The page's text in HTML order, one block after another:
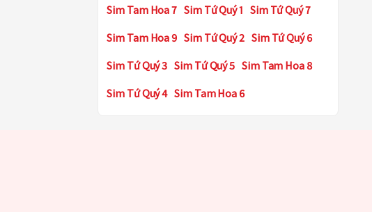
Sim Tam Hoa 7 Sim Tứ Quý 1 Sim Tứ Quý 7
Sim Tam Hoa 9 Sim Tứ Quý 2 Sim Tứ Quý 6
Sim Tứ Quý 3 Sim Tứ Quý 5 Sim Tam Hoa 8
Sim Tứ Quý 4 Sim Tam Hoa 6